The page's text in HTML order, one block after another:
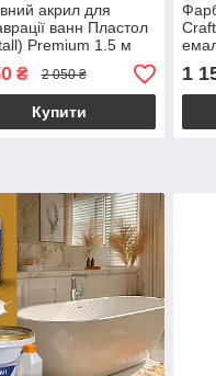
акрил для
ванн Пластол
Premium 1.5 м
Оригінал Kings.in
₴ 2 050 ₴
Купити
1